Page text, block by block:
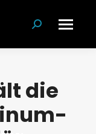
Suchen:
die